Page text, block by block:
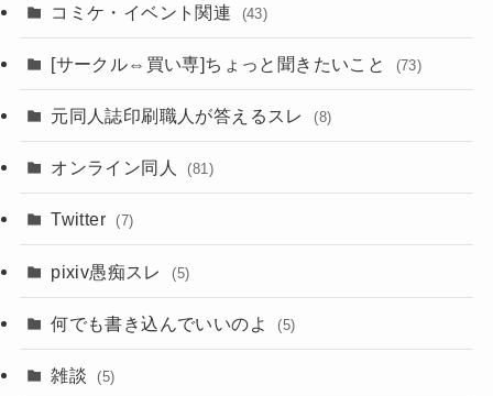
コミケ・イベント関連 (43)
[サークル⇔買い専]ちょっと聞きたいこと (73)
元同人誌印刷職人が答えるスレ (8)
オンライン同人 (81)
Twitter (7)
pixiv愚痴スレ (5)
何でも書き込んでいいのよ (5)
雑談 (5)